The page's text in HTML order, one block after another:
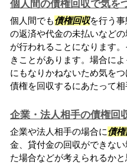
個人間の債権回収で気を
個人間でも債権回収を行う
の返済や代金の未払いなど
が行われることになります
きことがあります。場合に
にもなりかねないため気を
債権を回収するにあたって
企業・法人相手の債権回
企業や法人相手の場合に債
金、貸付金の回収ができな
た場合などが考えられるか